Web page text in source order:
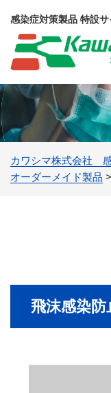
感染症対策製品 特設サ
カワシマ株式会社
オーダーメイド製品 >
飛沫感染